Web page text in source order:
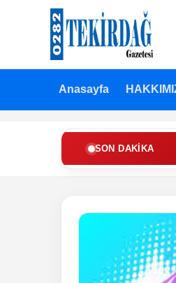
Anasayfa
SON DAKIKA
Partisi’nde Muratlı ve